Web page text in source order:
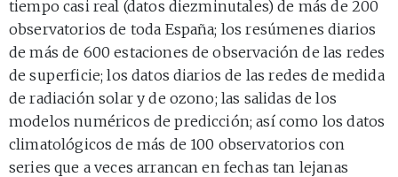
tiempo casi real (datos diezminutales) de más de 200
observatorios de toda España; los resúmenes diarios
de más de 600 estaciones de observación de las redes
de superficie; los datos diarios de las redes de medida
de radiación solar y de ozono; las salidas de los
modelos numéricos de predicción; así como los datos
climatológicos de más de 100 observatorios con
series que a veces arrancan en fechas tan lejanas